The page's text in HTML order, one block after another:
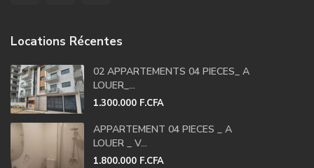
Locations Récentes
02 APPARTEMENTS 04 PIECES_ A
LOUER_...
1.300.000 F.CFA
APPARTEMENT 04 PIECES _ A
LOUER _ V...
1.800.000 F.CFA